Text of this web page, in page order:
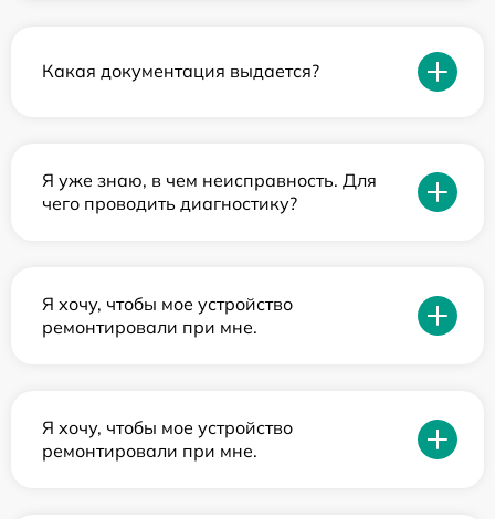
Какая документация выдается?
Я уже знаю, в чем неисправность. Для
чего проводить диагностику?
Я хочу, чтобы мое устройство
ремонтировали при мне.
Я хочу, чтобы мое устройство
ремонтировали при мне.